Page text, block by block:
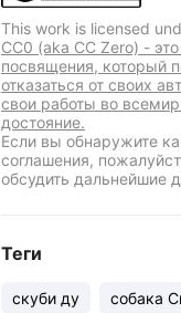
This work is licensed
CC0 (aka CC Zero) -
посвящения, который
отказаться от своих
свои работы во
достояние.
Если вы обнаружите
соглашения,
обсудить дальнейшие
Теги
скуби ду собака